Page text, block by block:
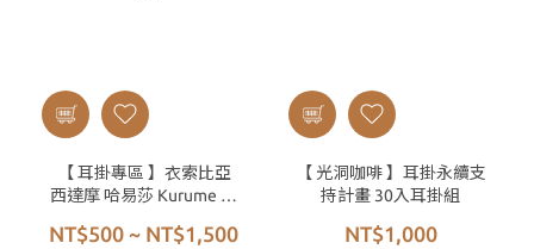
【 耳掛專區 】衣索比亞
西達摩 哈易莎 Kurume 水
NT$500 ~ NT$1,500
【 光洞咖啡 】耳掛永續支
持計畫 30入耳掛組
NT$1,000